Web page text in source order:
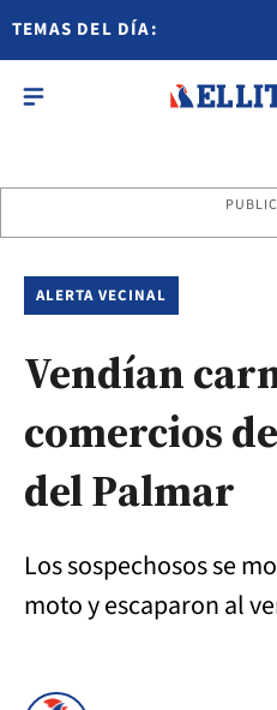
TEMAS DEL DÍA:
ALERTA VECINAL
Vendían
comercios
del Palmar
Los sospechosos se
moto y escaparon al